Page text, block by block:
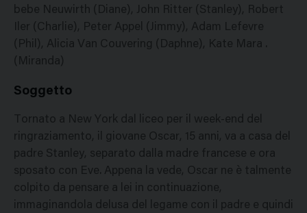
bebe Neuwirth (Diane), John Ritter (Stanley), Robert
Iler (Charlie), Peter Appel (Jimmy), Adam Lefevre
(Phil), Alicia Van Couvering (Daphne), Kate Mara .
(Miranda)
Soggetto
Tornato a New York dal liceo per il week-end del
ringraziamento, il giovane Oscar, 15 anni, va a casa del
padre Stanley, separato dalla madre francese e ora
sposato con Eve. Appena la vede, Oscar ne è talmente
colpito da pensare a lei in continuazione,
immaginandola delusa del legame con il padre e quindi